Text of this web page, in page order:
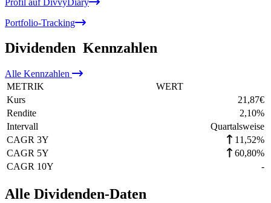
Portfolio-Tracking
Dividenden Kennzahlen
Alle Kennzahlen
METRIK
WERT
Kurs
21,87€
Rendite
2,10%
Intervall
Quartalsweise
CAGR 3Y
11,52%
CAGR 5Y
60,80%
CAGR 10Y
-
Alle Dividenden-Daten